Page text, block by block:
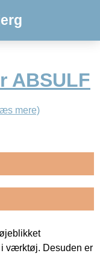
ABSULF
mere)
i værktøj. Desuden er